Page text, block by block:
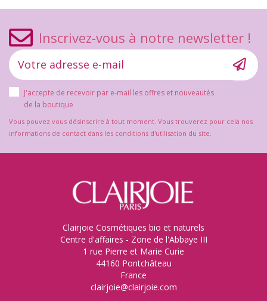
Inscrivez-vous à notre newsletter !
J'accepte de recevoir par e-mail les offres et nouveautés
de la boutique
Vous pouvez vous désinscrire à tout moment. Vous trouverez pour cela nos
informations de contact dans les conditions d'utilisation du site.
Clairjoie Cosmétiques bio et naturels
Centre d'affaires - Zone de l'Abbaye III
1 rue Pierre et Marie Curie
44160 Pontchâteau
France
clairjoie@clairjoie.com